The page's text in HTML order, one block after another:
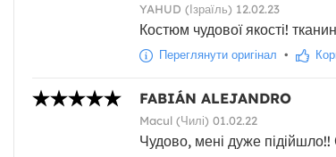
YAHUD (Ізраїль) 12.02.23
Костюм чудової якості!
Переглянути оригінал •
FABIÁN ALEJANDRO
Macul (Чилі) 01.02.22
Чудово, мені дуже